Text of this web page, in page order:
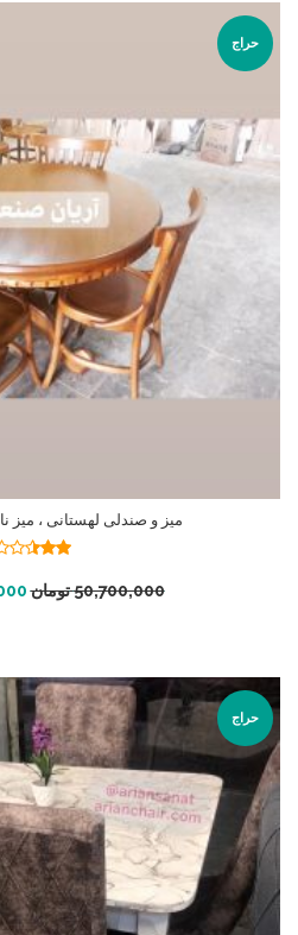
حراج
میز و صندلی لهستانی ، میز
از 5 50,700,000تومان
افزودن به
حراج